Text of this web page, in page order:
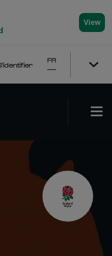
View
FR